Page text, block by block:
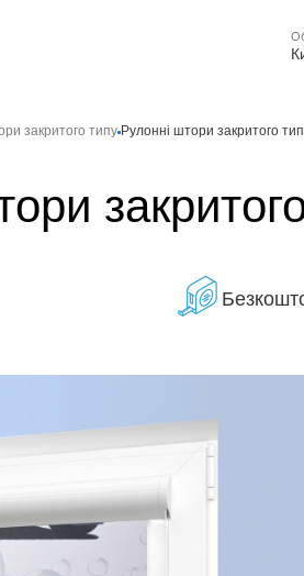
закритого типу Рулонні штори закритого